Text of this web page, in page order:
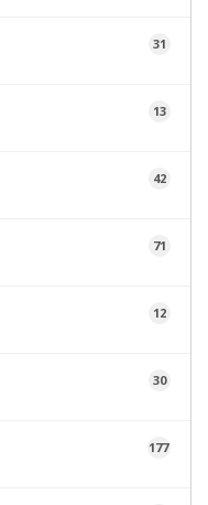
31
13
42
71
12
30
177